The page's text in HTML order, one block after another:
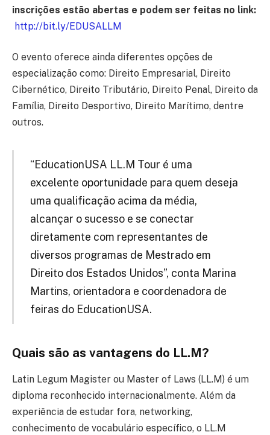
inscrições estão abertas e podem ser feitas no link:
http://bit.ly/EDUSALLM
O evento oferece ainda diferentes opções de
especialização como: Direito Empresarial, Direito
Cibernético, Direito Tributário, Direito Penal, Direito da
Família, Direito Desportivo, Direito Marítimo, dentre
outros.
“EducationUSA LL.M Tour é uma
excelente oportunidade para quem deseja
uma qualificação acima da média,
alcançar o sucesso e se conectar
diretamente com representantes de
diversos programas de Mestrado em
Direito dos Estados Unidos”, conta Marina
Martins, orientadora e coordenadora de
feiras do EducationUSA.
Quais são as vantagens do LL.M?
Latin Legum Magister ou Master of Laws (LL.M) é um
diploma reconhecido internacionalmente. Além da
experiência de estudar fora, networking,
conhecimento de vocabulário específico, o LL.M